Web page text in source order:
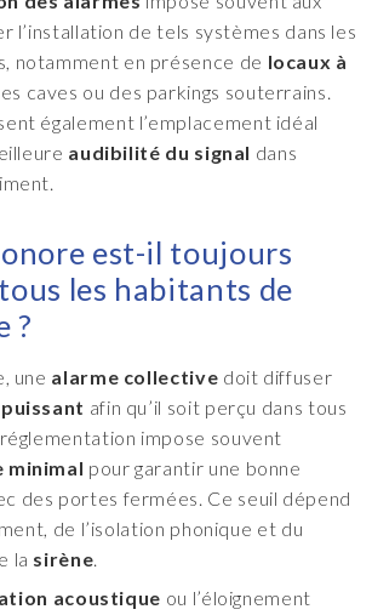
l’installation de tels systèmes dans les
notamment en présence de locaux à
caves ou des parkings souterrains.
également l’emplacement idéal
audibilité du signal dans
est-il toujours
les habitants de
?
une alarme collective doit diffuser
afin qu’il soit perçu dans tous
impose souvent
minimal pour garantir une bonne
des portes fermées. Ce seuil dépend
de l’isolation phonique et du
la sirène.
acoustique ou l’éloignement